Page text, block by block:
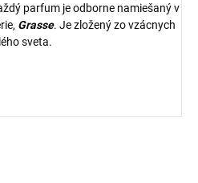
parfum je odborne namiešaný v
Grasse. Je zložený zo vzácnych
sveta.